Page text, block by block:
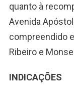
quanto à
Avenida
compreendido
Ribeiro e
INDICAÇÕES